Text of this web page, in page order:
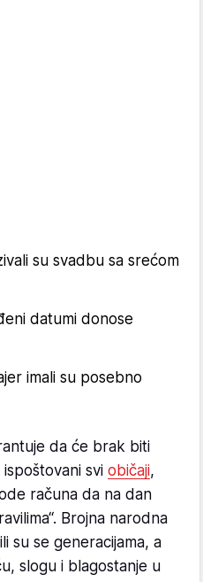
su svadbu sa srećom
datumi donose
imali su posebno
da će brak biti
svi običaji,
računa da na dan
Brojna narodna
su se generacijama, a
slogu i blagostanje u